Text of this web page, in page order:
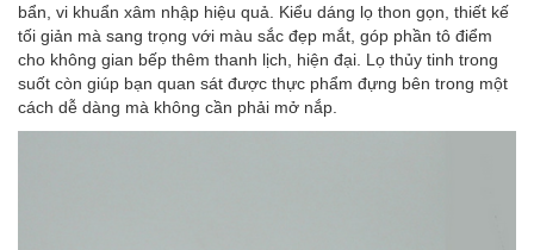
bẩn, vi khuẩn xâm nhập hiệu quả. Kiểu dáng lọ thon gọn, thiết kế
tối giản mà sang trọng với màu sắc đẹp mắt, góp phần tô điểm
cho không gian bếp thêm thanh lịch, hiện đại. Lọ thủy tinh trong
suốt còn giúp bạn quan sát được thực phẩm đựng bên trong một
cách dễ dàng mà không cần phải mở nắp.